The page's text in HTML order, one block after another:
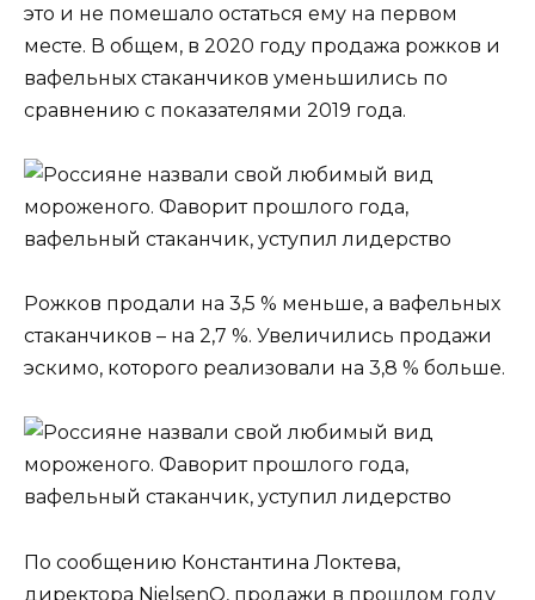
это и не помешало остаться ему на первом
месте. В общем, в 2020 году продажа рожков и
вафельных стаканчиков уменьшились по
сравнению с показателями 2019 года.
Рожков продали на 3,5 % меньше, а вафельных
стаканчиков – на 2,7 %. Увеличились продажи
эскимо, которого реализовали на 3,8 % больше.
По сообщению Константина Локтева,
директора NielsenQ, продажи в прошлом году